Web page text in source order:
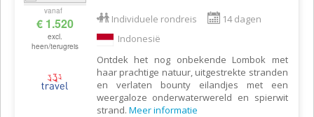
vanaf
€ 1.520
excl.
heen/terugreis
Individuele rondreis
14 dagen
Indonesië
Ontdek het nog onbekende Lombok met
haar prachtige natuur, uitgestrekte stranden
en verlaten bounty eilandjes met een
weergaloze onderwaterwereld en spierwit
strand. Meer informatie